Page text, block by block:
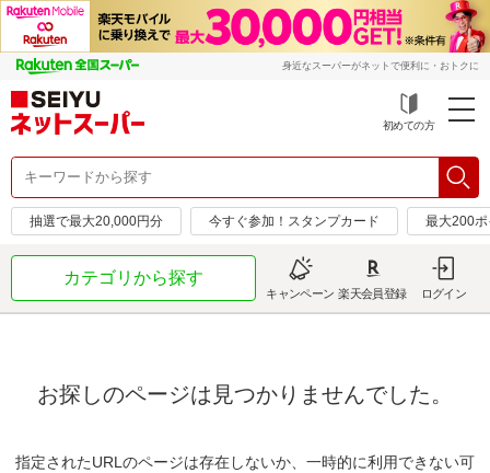
身近なスーパーがネットで便利に・おトクに
初めての方
抽選で最大20,000円分 今すぐ参加！スタンプカード 最大200
カテゴリから探す
キャンペーン 楽天会員登録 ログイン
お探しのページは見つかりませんでした。
指定されたURLのページは存在しないか、一時的に利用できない可